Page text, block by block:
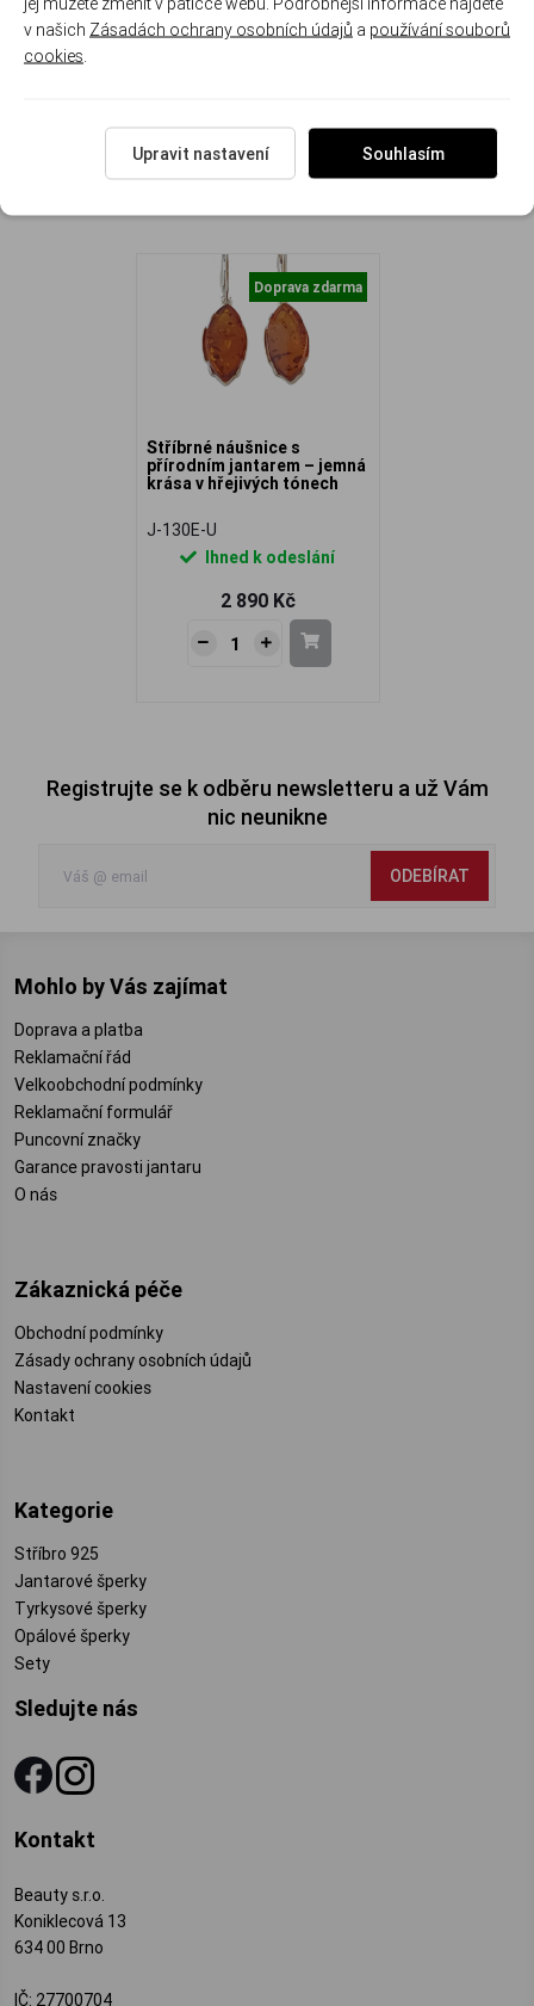
Hmotnost náušnic: 6.6 g
NAPOSLEDY ZOBRAZENÉ
Doprava zdarma
Stříbrné náušnice s
přírodním jantarem – jemná
krása v hřejivých tónech
J-130E-U
Ihned k odeslání
2 890 Kč
Registrujte se k odběru newsletteru a už Vám
nic neunikne
ODEBÍRAT
Mohlo by Vás zajímat
Doprava a platba
Reklamační řád
Velkoobchodní podmínky
Reklamační formulář
Puncovní značky
Garance pravosti jantaru
O nás
Zákaznická péče
Obchodní podmínky
Zásady ochrany osobních údajů
Nastavení cookies
Kontakt
Kategorie
Stříbro 925
Jantarové šperky
Tyrkysové šperky
Opálové šperky
Sety
Sledujte nás
Kontakt
Beauty s.r.o.
Koniklecová 13
634 00 Brno
IČ: 27700704
v našich Zásadách ochrany osobních údajů a používání souborů
cookies
Upravit nastavení Souhlasím